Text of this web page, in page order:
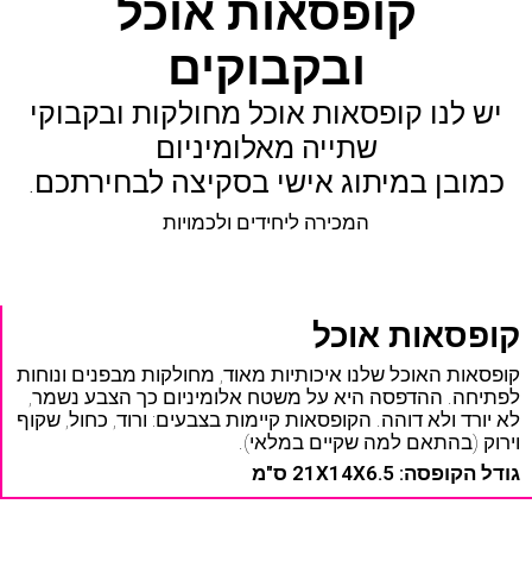
קופסאות אוכל
ובקבוקים
יש לנו קופסאות אוכל מחולקות ובקבוקי
שתייה מאלומיניום
כמובן במיתוג אישי בסקיצה לבחירתכם.
המכירה ליחידים ולכמויות
קופסאות אוכל
קופסאות האוכל שלנו איכותיות מאוד, מחולקות מבפנים ונוחות
לפתיחה. ההדפסה היא על משטח אלומיניום כך הצבע נשמר,
לא יורד ולא דוהה. הקופסאות קיימות בצבעים: ורוד, כחול, שקוף
וירוק (בהתאם למה שקיים במלאי).
גודל הקופסה: 21X14X6.5 ס"מ